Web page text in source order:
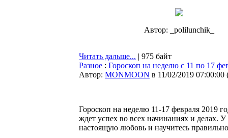
Автор: _polilunchik_
Читать дальше... | 975 байт
Разное : Гороскоп на неделю с 11 по 17
Автор: MONMOON в 11/02/2019 07:00:00
Гороскоп на неделю 11-17 февраля 2019
ждет успех во всех начинаниях и делах.
настоящую любовь и научитесь